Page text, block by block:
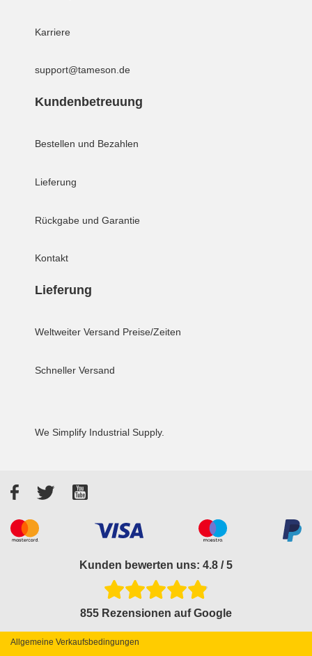
Karriere
support@tameson.de
Kundenbetreuung
Bestellen und Bezahlen
Lieferung
Rückgabe und Garantie
Kontakt
Lieferung
Weltweiter Versand Preise/Zeiten
Schneller Versand
We Simplify Industrial Supply.
FacebookTwitterYouTube
Kunden bewerten uns: 4.8 / 5
855 Rezensionen auf Google
Allgemeine Verkaufsbedingungen